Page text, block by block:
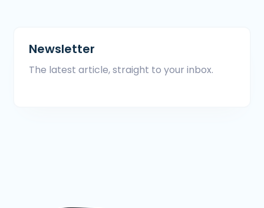
Newsletter
The latest article, straight to your inbox.